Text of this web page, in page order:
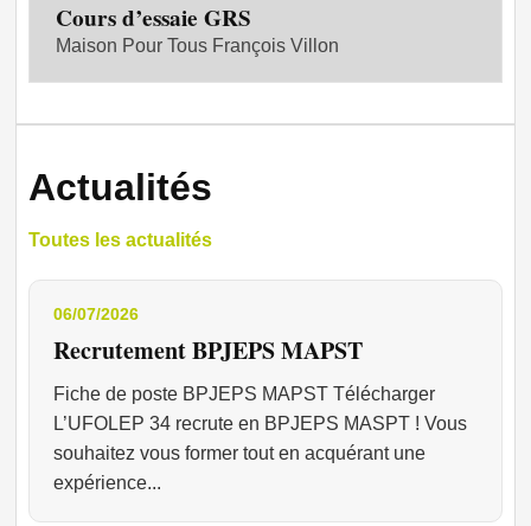
Cours d’essaie GRS
Maison Pour Tous François Villon
Actualités
Toutes les actualités
06/07/2026
Recrutement BPJEPS MAPST
Fiche de poste BPJEPS MAPST Télécharger
L’UFOLEP 34 recrute en BPJEPS MASPT ! Vous
souhaitez vous former tout en acquérant une
expérience...